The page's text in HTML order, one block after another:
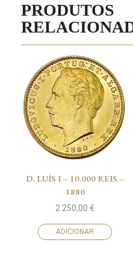
PRODUTOS
D. LUÍS I – 10.000 REIS –
1880
2 250,00 €
ADICIONAR